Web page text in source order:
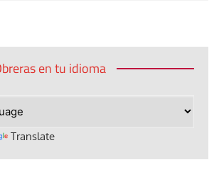
en tu idioma
Translate